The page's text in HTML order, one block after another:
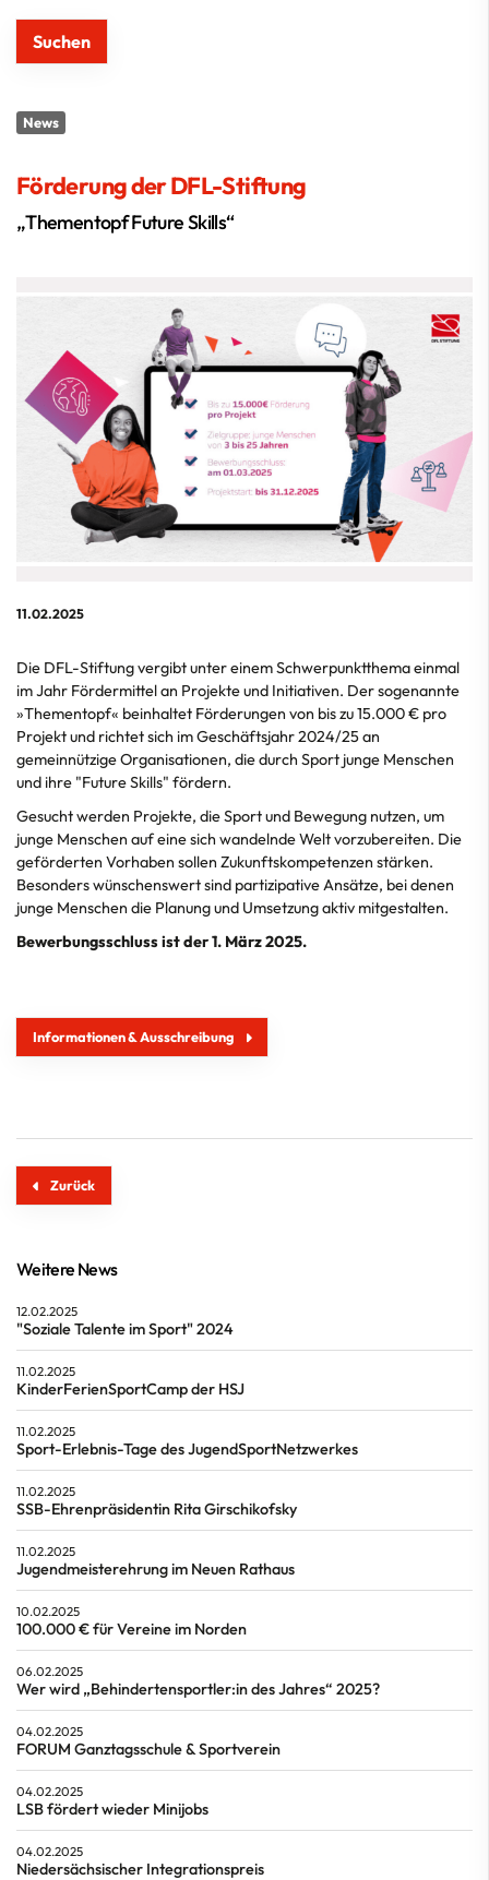
News
Förderung der DFL-Stiftung
„Thementopf Future Skills“
11.02.2025
Die DFL-Stiftung vergibt unter einem Schwerpunktthema einmal
im Jahr Fördermittel an Projekte und Initiativen. Der sogenannte
»Thementopf« beinhaltet Förderungen von bis zu 15.000 € pro
Projekt und richtet sich im Geschäftsjahr 2024/25 an
gemeinnützige Organisationen, die durch Sport junge Menschen
und ihre "Future Skills" fördern.
Gesucht werden Projekte, die Sport und Bewegung nutzen, um
junge Menschen auf eine sich wandelnde Welt vorzubereiten. Die
geförderten Vorhaben sollen Zukunftskompetenzen stärken.
Besonders wünschenswert sind partizipative Ansätze, bei denen
junge Menschen die Planung und Umsetzung aktiv mitgestalten.
Bewerbungsschluss ist der 1. März 2025.
Informationen & Ausschreibung
Zurück
Weitere News
12.02.2025
"Soziale Talente im Sport" 2024
11.02.2025
KinderFerienSportCamp der HSJ
11.02.2025
Sport-Erlebnis-Tage des JugendSportNetzwerkes
11.02.2025
SSB-Ehrenpräsidentin Rita Girschikofsky
11.02.2025
Jugendmeisterehrung im Neuen Rathaus
10.02.2025
100.000 € für Vereine im Norden
06.02.2025
Wer wird „Behindertensportler:in des Jahres“ 2025?
04.02.2025
FORUM Ganztagsschule & Sportverein
04.02.2025
LSB fördert wieder Minijobs
04.02.2025
Niedersächsischer Integrationspreis